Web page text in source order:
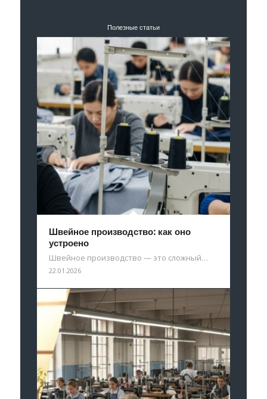
Полезные статьи
Швейное производство: как оно
устроено
Швейное производство — это сложный…
22.01.2026